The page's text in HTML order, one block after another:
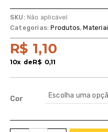
SKU: Não aplicável
Categorias:Produtos,
R$ 1,10
10x deR$ 0,11
Cor